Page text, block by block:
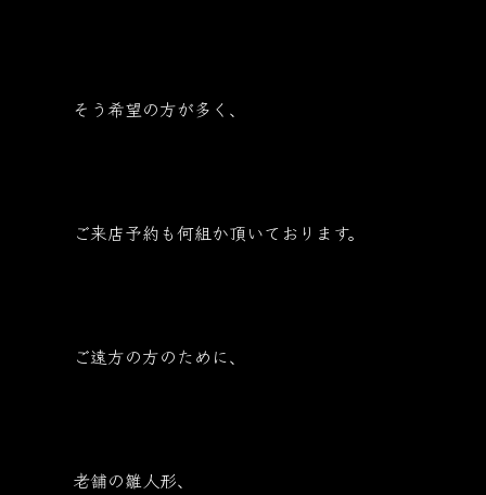
そう希望の方が多く、
ご来店予約も何組か頂いております。
ご遠方の方のために、
老舗の雛人形、